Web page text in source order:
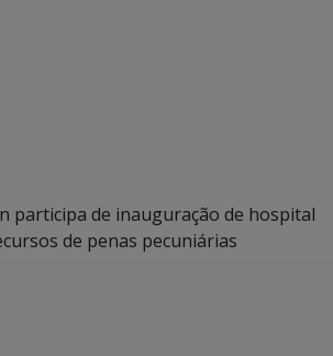
participa de inauguração de hospital
de penas pecuniárias